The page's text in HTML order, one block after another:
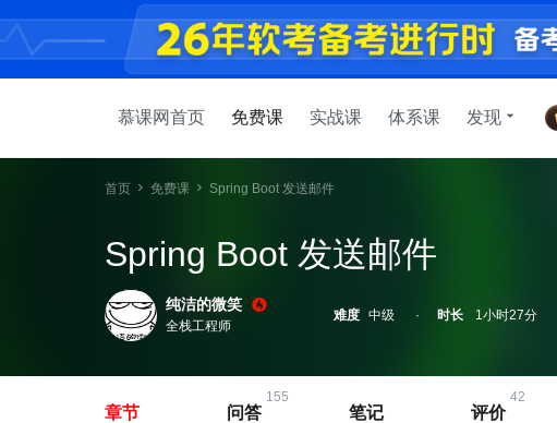
慕课网首页 免费课 实战课 体系课 发现
首页 免费课 Spring Boot 发送邮件
Spring Boot 发送邮件
纯洁的微笑
全栈工程师
难度 中级 时长 1小时27分
章节
155
问答 笔记
42
评价